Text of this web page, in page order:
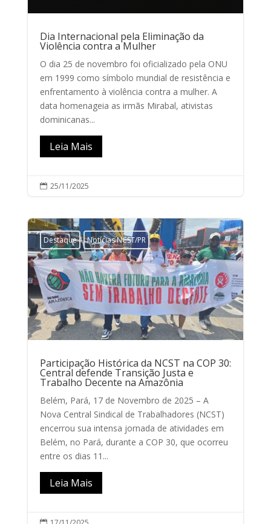
Dia Internacional pela Eliminação da
Violência contra a Mulher
O dia 25 de novembro foi oficializado pela ONU
em 1999 como símbolo mundial de resistência e
enfrentamento à violência contra a mulher. A
data homenageia as irmãs Mirabal, ativistas
dominicanas...
Leia Mais
 25/11/2025
Destaque Notícias NCST/PR
Participação Histórica da NCST na COP 30:
Central defende Transição Justa e
Trabalho Decente na Amazônia
Belém, Pará, 17 de Novembro de 2025 – A
Nova Central Sindical de Trabalhadores (NCST)
encerrou sua intensa jornada de atividades em
Belém, no Pará, durante a COP 30, que ocorreu
entre os dias 11...
Leia Mais
